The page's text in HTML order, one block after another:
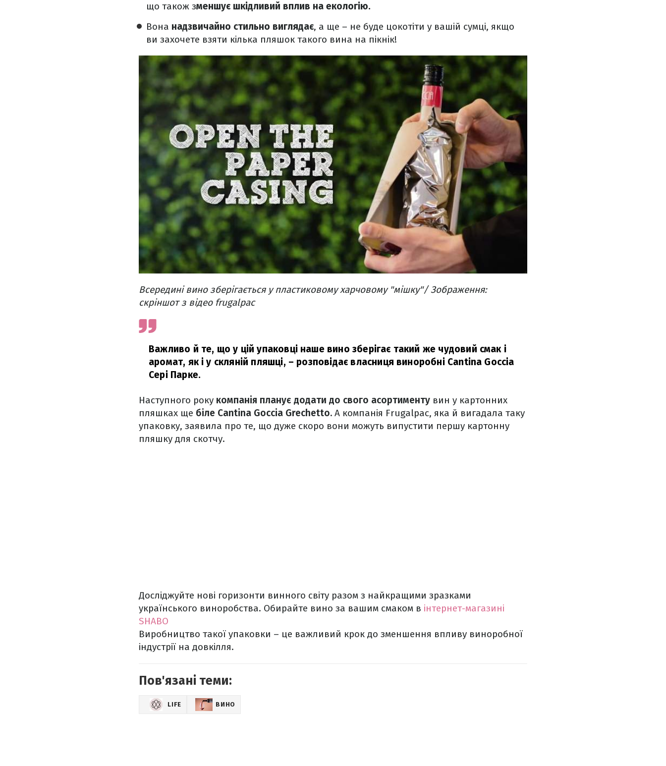
що також зменшує шкідливий вплив на екологію.
Вона надзвичайно стильно виглядає, а ще – не буде цокотіти у вашій сумці, якщо
ви захочете взяти кілька пляшок такого вина на пікнік!
Всередині вино зберігається у пластиковому харчовому "мішку"/ Зображення:
скріншот з відео frugalpac
Важливо й те, що у цій упаковці наше вино зберігає такий же чудовий смак і
аромат, як і у скляній пляшці, – розповідає власниця виноробні Cantina Goccia
Сері Парке.
Наступного року компанія планує додати до свого асортименту вин у картонних
пляшках ще біле Cantina Goccia Grechetto. А компанія Frugalpac, яка й вигадала таку
упаковку, заявила про те, що дуже скоро вони можуть випустити першу картонну
пляшку для скотчу.
Досліджуйте нові горизонти винного світу разом з найкращими зразками
українського виноробства. Обирайте вино за вашим смаком в інтернет-магазині
SHABO
Виробництво такої упаковки – це важливий крок до зменшення впливу виноробної
індустрії на довкілля.
Пов'язані теми:
LIFE ВИНО